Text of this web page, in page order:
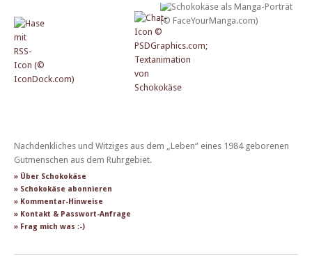
Nachdenkliches und Witziges aus dem „Leben“ eines 1984 geborenen
Gutmenschen aus dem Ruhrgebiet.
» Über Schokokäse
» Schokokäse abonnieren
» Kommentar-Hinweise
» Kontakt & Passwort-Anfrage
» Frag mich was :-)